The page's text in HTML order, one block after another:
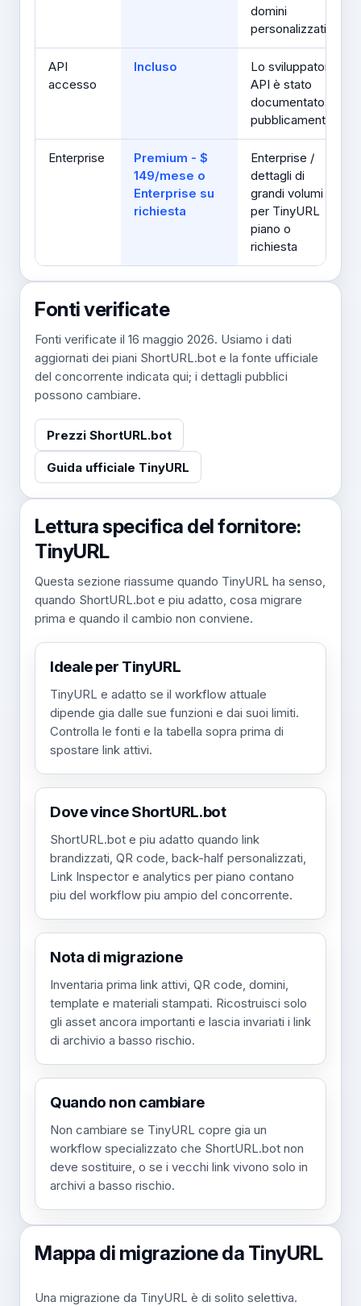
domini
personalizzati
API
accesso
Incluso
Lo sviluppatore
API è stato
documentato
pubblicamente
Enterprise
Premium - $
149/mese o
Enterprise su
richiesta
Enterprise /
dettagli di
grandi volumi
per TinyURL
piano o
richiesta
Fonti verificate
Fonti verificate il 16 maggio 2026. Usiamo i dati
aggiornati dei piani ShortURL.bot e la fonte ufficiale
del concorrente indicata qui; i dettagli pubblici
possono cambiare.
Prezzi ShortURL.bot
Guida ufficiale TinyURL
Lettura specifica del fornitore:
TinyURL
Questa sezione riassume quando TinyURL ha senso,
quando ShortURL.bot e piu adatto, cosa migrare
prima e quando il cambio non conviene.
Ideale per TinyURL
TinyURL e adatto se il workflow attuale
dipende gia dalle sue funzioni e dai suoi limiti.
Controlla le fonti e la tabella sopra prima di
spostare link attivi.
Dove vince ShortURL.bot
ShortURL.bot e piu adatto quando link
brandizzati, QR code, back-half personalizzati,
Link Inspector e analytics per piano contano
piu del workflow piu ampio del concorrente.
Nota di migrazione
Inventaria prima link attivi, QR code, domini,
template e materiali stampati. Ricostruisci solo
gli asset ancora importanti e lascia invariati i link
di archivio a basso rischio.
Quando non cambiare
Non cambiare se TinyURL copre gia un
workflow specializzato che ShortURL.bot non
deve sostituire, o se i vecchi link vivono solo in
archivi a basso rischio.
Mappa di migrazione da TinyURL
Una migrazione da TinyURL è di solito selettiva.